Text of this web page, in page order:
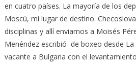
en cuatro países. La mayoría de los
Moscú, mi lugar de destino.
disciplinas y allí enviamos a Moisés
Menéndez escribió de boxeo desde
vacante a Bulgaria con el